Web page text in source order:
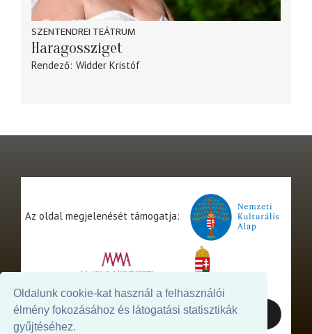
Oldalunk cookie-kat használ a felhasználói
élmény fokozásához és látogatási statisztikák
gyűjtéséhez.
SZENTENDREI TEÁTRUM
Haragossziget
Rendező Widder Kristóf
Az oldal megjelenését támogatja: